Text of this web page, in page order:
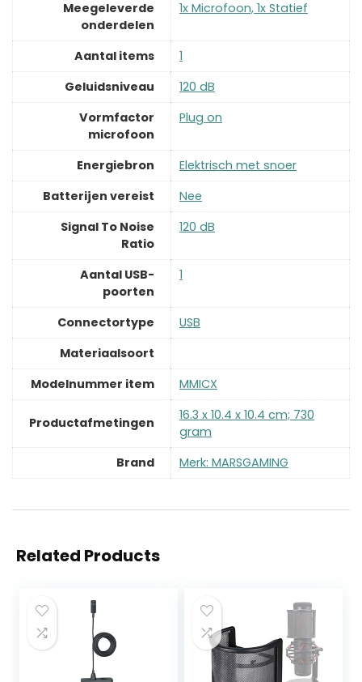
Meegeleverde
onderdelen
‎1x Microfoon, 1x Statief
Aantal items
‎1
Geluidsniveau
‎120 dB
Vormfactor
microfoon
‎Plug on
Energiebron
‎Elektrisch met snoer
Batterijen vereist
‎Nee
Signal To Noise
Ratio
‎120 dB
Aantal USB-
poorten
‎1
Connectortype
‎USB
Materiaalsoort
Modelnummer item
‎MMICX
Productafmetingen
‎16.3 x 10.4 x 10.4 cm; 730
gram
Brand
Merk: MARSGAMING
Related Products